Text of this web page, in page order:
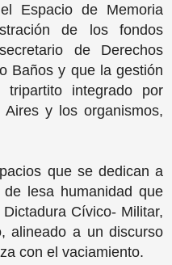
Espacio de Memoria
de los fondos
de Derechos
Baños y que la gestión
integrado por
y los organismos,
que se dedican a
lesa humanidad que
Cívico- Militar,
alineado a un discurso
con el vaciamiento.